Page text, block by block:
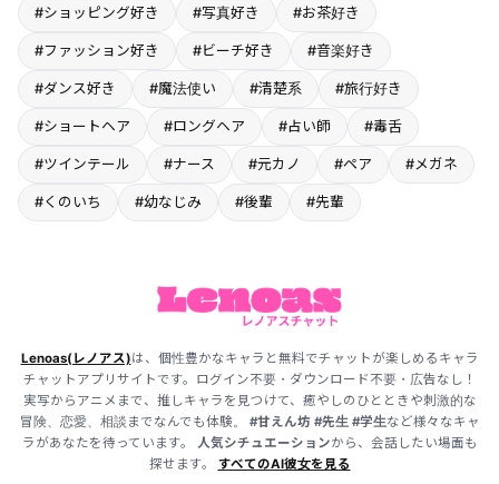
#ショッピング好き #写真好き #お茶好き
#ファッション好き #ビーチ好き #音楽好き
#ダンス好き #魔法使い #清楚系 #旅行好き
#ショートヘア #ロングヘア #占い師 #毒舌
#ツインテール #ナース #元カノ #ペア #メガネ
#くのいち #幼なじみ #後輩 #先輩
Lenoas(レノアス)は、個性豊かなキャラと無料でチャットが楽しめるキャラ
チャットアプリサイトです。ログイン不要・ダウンロード不要・広告なし！
実写からアニメまで、推しキャラを見つけて、癒やしのひとときや刺激的な
冒険、恋愛、相談までなんでも体験。 #甘えん坊 #先生 #学生など様々なキャ
ラがあなたを待っています。
人気シチュエーションから、会話したい場面も
探せます。 すべてのAI彼女を見る